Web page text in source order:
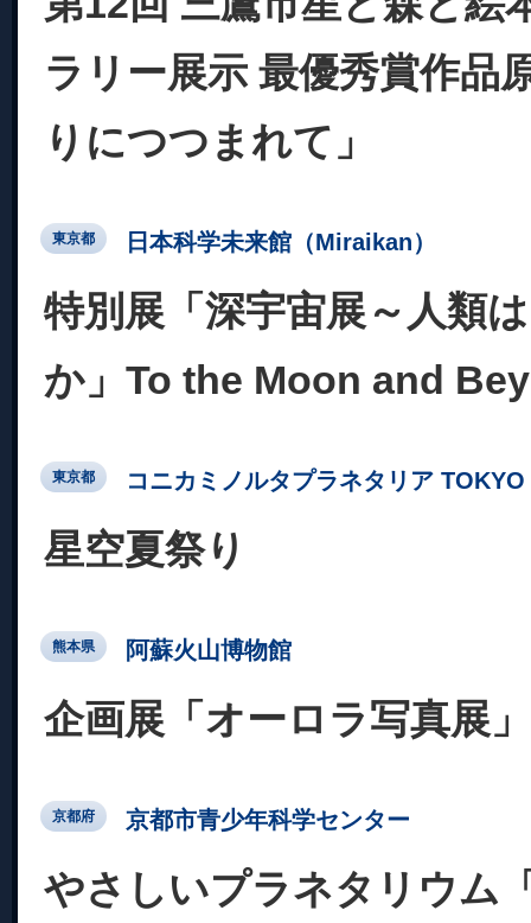
ラリー展示 最優秀賞作品
りにつつまれて」
東京都 日本科学未来館（Miraikan）
特別展「深宇宙展～人類
か」To the Moon and
東京都 コニカミノルタプラネタリア TOKYO
星空夏祭り
熊本県 阿蘇火山博物館
企画展「オーロラ写真展」
京都府 京都市青少年科学センター
やさしいプラネタリウム